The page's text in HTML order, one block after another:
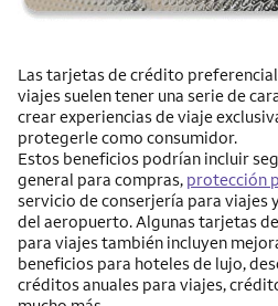
Las tarjetas de crédito
viajes suelen tener una serie de
crear experiencias de viaje
protegerle como consumidor.
Estos beneficios podrían incluir
general para compras, protección
servicio de conserjería para viajes
del aeropuerto. Algunas tarjetas
para viajes también incluyen
beneficios para hoteles de lujo,
créditos anuales para viajes,